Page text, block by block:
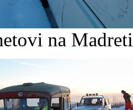
na